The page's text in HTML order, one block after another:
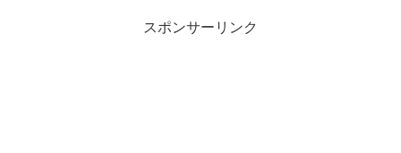
スポンサーリンク